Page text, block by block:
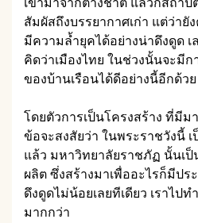
สัมผัสถึงบรรยากาศเก่า แต่ว่า
มีความล้ำยุคได้อย่างน่าดึงดูด
คิดว่าเมืองไทย ในช่วงนั้นจะมี
ของบ้านเรือนได้ดีอย่างนี้อีกด้วย
โดยตัวการเป็นโครงสร้าง ที่มีม
ข้อจะสงสัยว่า ในพระราชวังนี้
แล้ว มหาวิทยาลัยราชภัฏ นั้นเ
ผลิต ซึ่งสร้างมาเพื่ออะไรก็มีป
ดึงดูดไม่น้อยเลยทีเดียว เราไป
มากกว่า